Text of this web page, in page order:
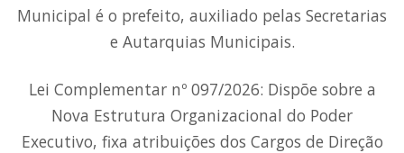
Municipal é o prefeito, auxiliado pelas Secretarias
e Autarquias Municipais.
Lei Complementar nº 097/2026: Dispõe sobre a
Nova Estrutura Organizacional do Poder
Executivo, fixa atribuições dos Cargos de Direção